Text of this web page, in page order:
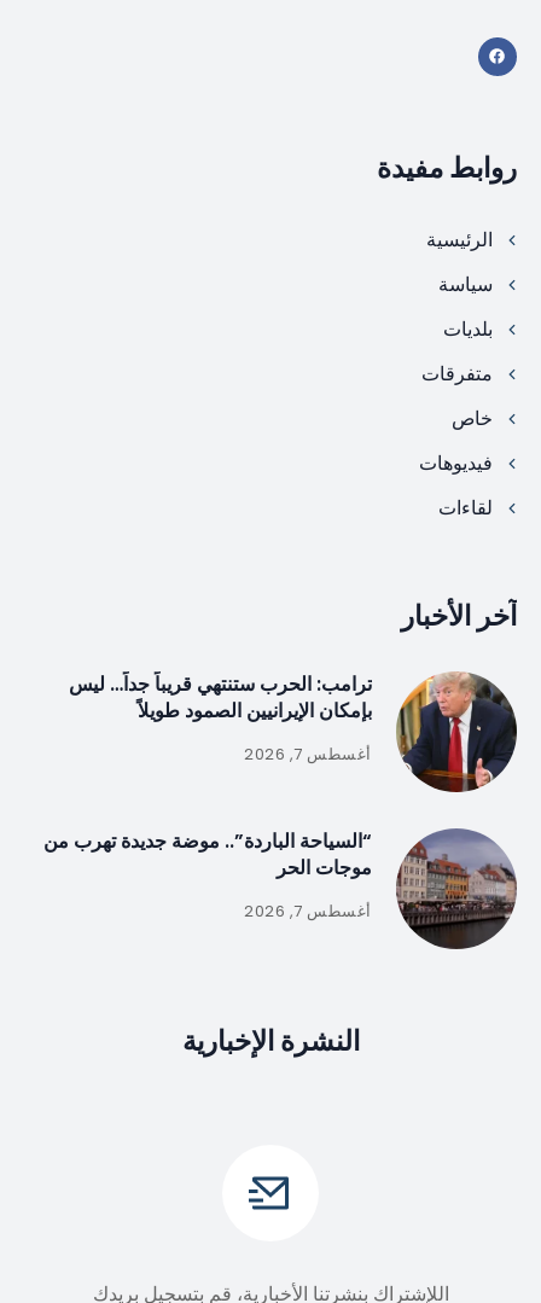
روابط مفيدة
الرئيسية
سياسة
بلديات
متفرقات
خاص
فيديوهات
لقاءات
آخر الأخبار
ترامب: الحرب ستنتهي قريباً جداً… ليس
بإمكان الإيرانيين الصمود طويلاً
أغسطس 7, 2026
“السياحة الباردة”.. موضة جديدة تهرب من
موجات الحر
أغسطس 7, 2026
النشرة الإخبارية
اللإشتراك بنشرتنا الأخبارية، قم بتسجيل بريدك